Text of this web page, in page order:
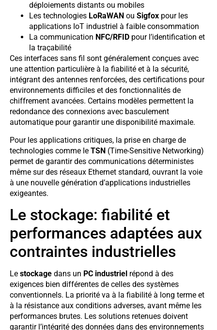
déploiements distants ou mobiles
Les technologies LoRaWAN ou Sigfox pour les
applications IoT industriel à faible consommation
La communication NFC/RFID pour l’identification et
la traçabilité
Ces interfaces sans fil sont généralement conçues avec
une attention particulière à la fiabilité et à la sécurité,
intégrant des antennes renforcées, des certifications pour
environnements difficiles et des fonctionnalités de
chiffrement avancées. Certains modèles permettent la
redondance des connexions avec basculement
automatique pour garantir une disponibilité maximale.
Pour les applications critiques, la prise en charge de
technologies comme le TSN (Time-Sensitive Networking)
permet de garantir des communications déterministes
même sur des réseaux Ethernet standard, ouvrant la voie
à une nouvelle génération d’applications industrielles
exigeantes.
Le stockage: fiabilité et
performances adaptées aux
contraintes industrielles
Le stockage dans un PC industriel répond à des
exigences bien différentes de celles des systèmes
conventionnels. La priorité va à la fiabilité à long terme et
à la résistance aux conditions adverses, avant même les
performances brutes. Les solutions retenues doivent
garantir l’intégrité des données dans des environnements